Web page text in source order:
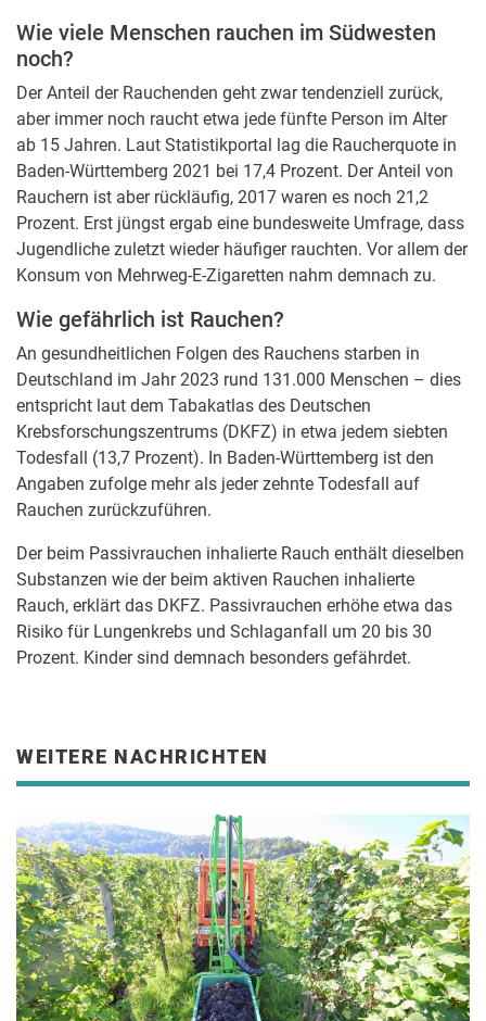
Wie viele Menschen rauchen im Südwesten
noch?
Der Anteil der Rauchenden geht zwar tendenziell zurück,
aber immer noch raucht etwa jede fünfte Person im Alter
ab 15 Jahren. Laut Statistikportal lag die Raucherquote in
Baden-Württemberg 2021 bei 17,4 Prozent. Der Anteil von
Rauchern ist aber rückläufig, 2017 waren es noch 21,2
Prozent. Erst jüngst ergab eine bundesweite Umfrage, dass
Jugendliche zuletzt wieder häufiger rauchten. Vor allem der
Konsum von Mehrweg-E-Zigaretten nahm demnach zu.
Wie gefährlich ist Rauchen?
An gesundheitlichen Folgen des Rauchens starben in
Deutschland im Jahr 2023 rund 131.000 Menschen – dies
entspricht laut dem Tabakatlas des Deutschen
Krebsforschungszentrums (DKFZ) in etwa jedem siebten
Todesfall (13,7 Prozent). In Baden-Württemberg ist den
Angaben zufolge mehr als jeder zehnte Todesfall auf
Rauchen zurückzuführen.
Der beim Passivrauchen inhalierte Rauch enthält dieselben
Substanzen wie der beim aktiven Rauchen inhalierte
Rauch, erklärt das DKFZ. Passivrauchen erhöhe etwa das
Risiko für Lungenkrebs und Schlaganfall um 20 bis 30
Prozent. Kinder sind demnach besonders gefährdet.
WEITERE NACHRICHTEN